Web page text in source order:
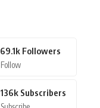
69.1k Followers
Follow
136k Subscribers